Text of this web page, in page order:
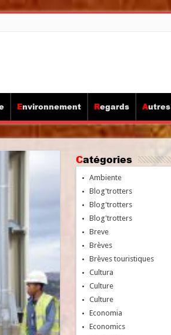
Environnement Regards Autres
Catégories
Ambiente
Blog'trotters
Blog'trotters
Blog'trotters
Breve
Brèves
Brèves touristiques
Cultura
Culture
Culture
Economia
Economics